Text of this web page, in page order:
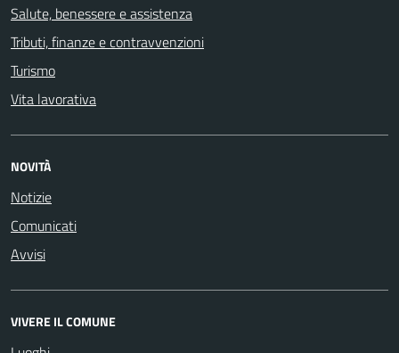
Salute, benessere e assistenza
Tributi, finanze e contravvenzioni
Turismo
Vita lavorativa
NOVITÀ
Notizie
Comunicati
Avvisi
VIVERE IL COMUNE